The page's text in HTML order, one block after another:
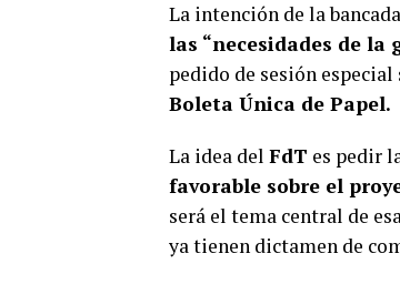
La intención de la
las “necesidades de la
pedido de sesión
Boleta Única de Papel.
La idea del FdT es pedir
favorable sobre el
será el tema central de
ya tienen dictamen de